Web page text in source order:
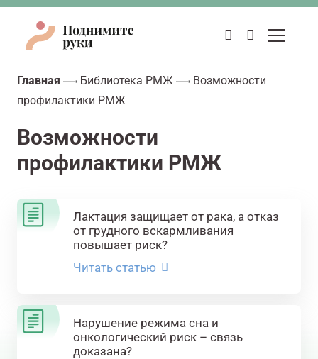
Главная Библиотека РМЖ
Возможности
профилактики РМЖ
Возможности
профилактики РМЖ
Лактация защищает от рака, а отказ
от грудного вскармливания
повышает риск?
Читать статью
Нарушение режима сна и
онкологический риск – связь
доказана?